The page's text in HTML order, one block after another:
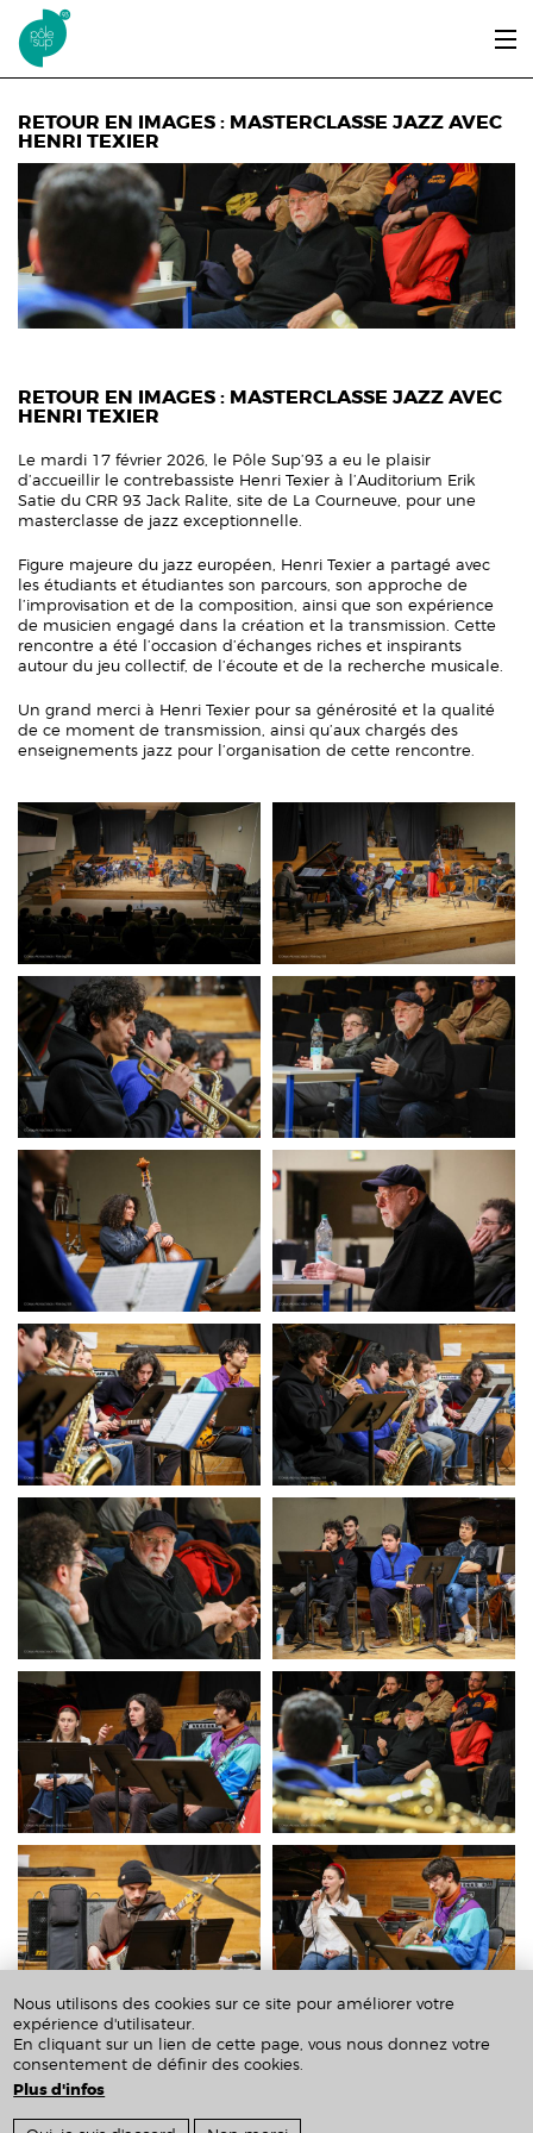
Aller au contenu principal
ÉTUDIANTS / DIPLÔMÉS
ÉCOUTER, VOIR & LIRE
INFOS PRATIQUES
RETOUR EN IMAGES : MASTERCLASSE JAZZ AVEC
HENRI TEXIER
RETOUR EN IMAGES : MASTERCLASSE JAZZ AVEC
HENRI TEXIER
Le mardi 17 février 2026, le Pôle Sup’93 a eu le plaisir
d’accueillir le contrebassiste Henri Texier à l’Auditorium Erik
Satie du CRR 93 Jack Ralite, site de La Courneuve, pour une
masterclasse de jazz exceptionnelle.
Figure majeure du jazz européen, Henri Texier a partagé avec
les étudiants et étudiantes son parcours, son approche de
l’improvisation et de la composition, ainsi que son expérience
de musicien engagé dans la création et la transmission. Cette
rencontre a été l’occasion d’échanges riches et inspirants
autour du jeu collectif, de l’écoute et de la recherche musicale.
Un grand merci à Henri Texier pour sa générosité et la qualité
de ce moment de transmission, ainsi qu’aux chargés des
enseignements jazz pour l’organisation de cette rencontre.
02/03/2026 - 23:45
Crédits & Mentions Légales
Nous utilisons des cookies sur ce site pour améliorer votre
expérience d'utilisateur.
En cliquant sur un lien de cette page, vous nous donnez votre
consentement de définir des cookies.
Plus d'infos